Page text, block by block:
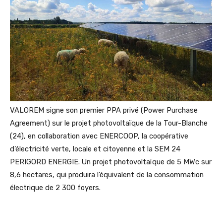
VALOREM signe son premier PPA privé (Power Purchase
Agreement) sur le projet photovoltaïque de la Tour-Blanche
(24), en collaboration avec ENERCOOP, la coopérative
d’électricité verte, locale et citoyenne et la SEM 24
PERIGORD ENERGIE. Un projet photovoltaïque de 5 MWc sur
8,6 hectares, qui produira l’équivalent de la consommation
électrique de 2 300 foyers.